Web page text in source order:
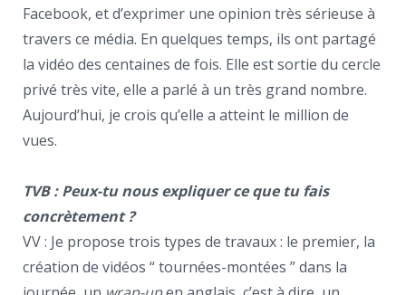
Facebook, et d’exprimer une opinion très sérieuse à
travers ce média. En quelques temps, ils ont partagé
la vidéo des centaines de fois. Elle est sortie du cercle
privé très vite, elle a parlé à un très grand nombre.
Aujourd’hui, je crois qu’elle a atteint le million de
vues.
TVB : Peux-tu nous expliquer ce que tu fais
concrètement ?
VV : Je propose trois types de travaux : le premier, la
création de vidéos “ tournées-montées ” dans la